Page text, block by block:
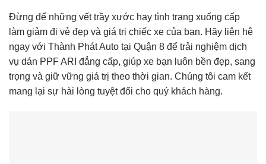
Đừng để những vết trầy xước hay tình trạng xuống cấp
làm giảm đi vẻ đẹp và giá trị chiếc xe của bạn. Hãy liên hệ
ngay với Thành Phát Auto tại Quận 8 để trải nghiệm dịch
vụ dán PPF ARI đẳng cấp, giúp xe bạn luôn bền đẹp, sang
trọng và giữ vững giá trị theo thời gian. Chúng tôi cam kết
mang lại sự hài lòng tuyệt đối cho quý khách hàng.